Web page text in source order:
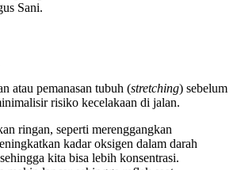
Sani.
atau pemanasan tubuh (stretching) sebelum
risiko kecelakaan di jalan.
ringan, seperti merenggangkan
kadar oksigen dalam darah
kita bisa lebih konsentrasi.